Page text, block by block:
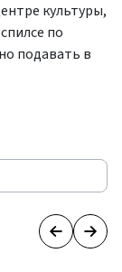
культуры,
по
подавать в